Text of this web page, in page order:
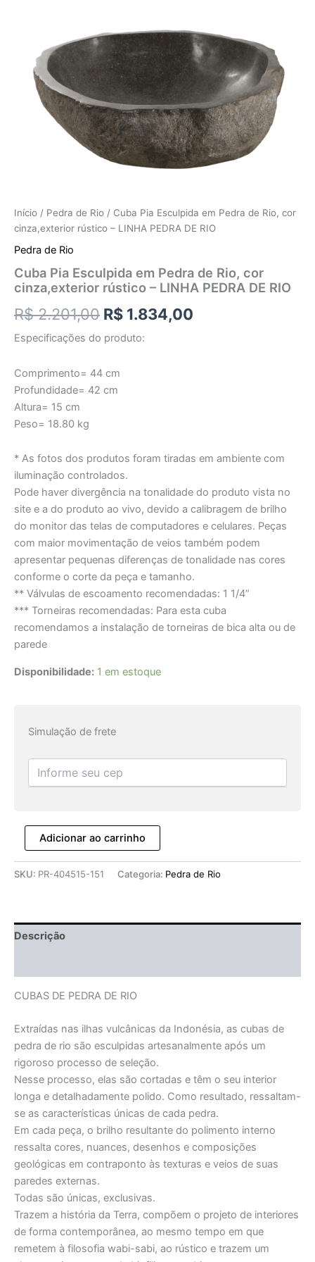
Início / Pedra de Rio / Cuba Pia Esculpida em Pedra de Rio, cor
cinza,exterior rústico – LINHA PEDRA DE RIO
Pedra de Rio
Cuba Pia Esculpida em Pedra de Rio, cor
cinza,exterior rústico – LINHA PEDRA DE RIO
R$2.201,00 R$ 1.834,00
Especificações do produto:
Comprimento= 44 cm
Profundidade= 42 cm
Altura= 15 cm
Peso= 18.80 kg
* As fotos dos produtos foram tiradas em ambiente com
iluminação controlados.
Pode haver divergência na tonalidade do produto vista no
site e a do produto ao vivo, devido a calibragem de brilho
do monitor das telas de computadores e celulares. Peças
com maior movimentação de veios também podem
apresentar pequenas diferenças de tonalidade nas cores
conforme o corte da peça e tamanho.
** Válvulas de escoamento recomendadas: 1 1/4”
*** Torneiras recomendadas: Para esta cuba
recomendamos a instalação de torneiras de bica alta ou de
parede
Disponibilidade: 1 em estoque
Simulação de frete
Adicionar ao carrinho
SKU: PR-404515-151 Categoria: Pedra de Rio
Descrição
CUBAS DE PEDRA DE RIO
Extraídas nas ilhas vulcânicas da Indonésia, as cubas de
pedra de rio são esculpidas artesanalmente após um
rigoroso processo de seleção.
Nesse processo, elas são cortadas e têm o seu interior
longa e detalhadamente polido. Como resultado, ressaltam-
se as características únicas de cada pedra.
Em cada peça, o brilho resultante do polimento interno
ressalta cores, nuances, desenhos e composições
geológicas em contraponto às texturas e veios de suas
paredes externas.
Todas são únicas, exclusivas.
Trazem a história da Terra, compõem o projeto de interiores
de forma contemporânea, ao mesmo tempo em que
remetem à filosofia wabi-sabi, ao rústico e trazem um